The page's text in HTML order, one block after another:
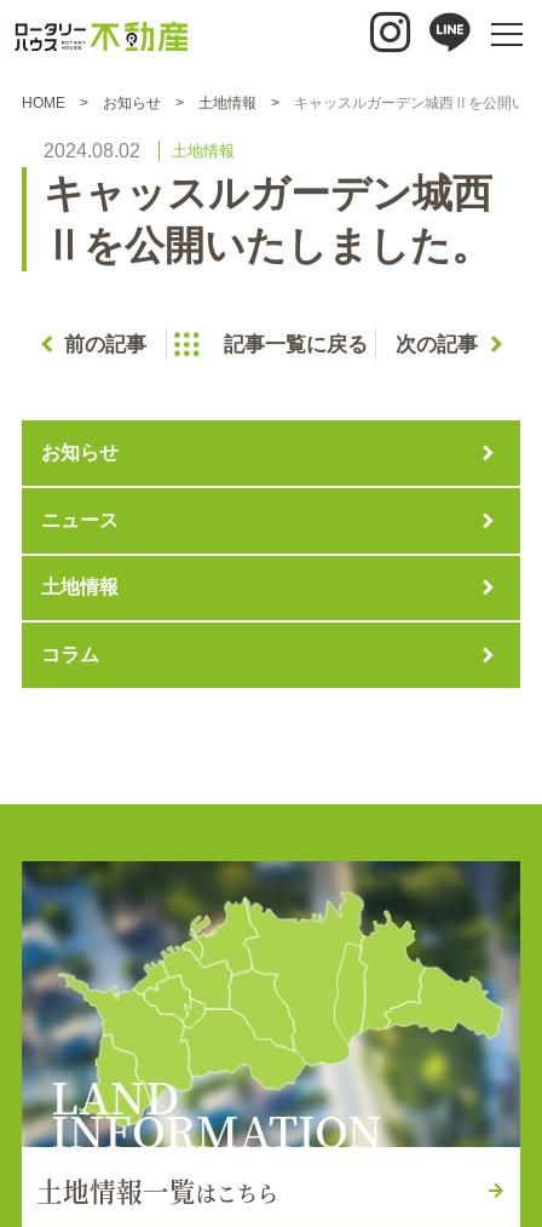
HOME お知らせ 土地情報 キャッスルガーデン城西Ⅱを公開い
2024.08.02 土地情報
キャッスルガーデン城西
Ⅱを公開いたしました。
前の記事 記事一覧に戻る 次の記事
お知らせ
ニュース
土地情報
コラム
LAND
INFORMATION
土地情報一覧はこちら